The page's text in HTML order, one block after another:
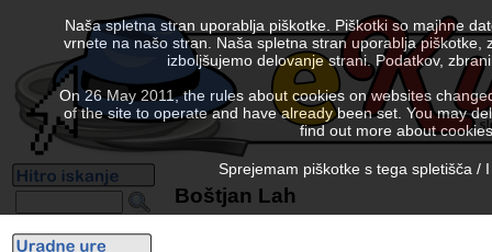
Boštjan Lah
Naša spletna stran uporablja piškotke. Piškotki so majhne
vrnete na našo stran. Naša spletna stran uporablja
izboljšujemo delovanje strani. Podatkov,
On 26 May 2011, the rules about cookies on websites
of the site to operate and have already been set. You may
find out more about
Sprejemam piškotke s tega spletišča /